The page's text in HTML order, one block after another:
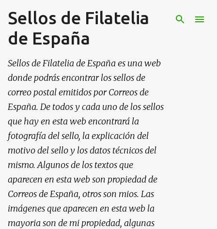
Ir al contenido principal
Sellos de Filatelia
de España
Sellos de Filatelia de España es una web
donde podrás encontrar los sellos de
correo postal emitidos por Correos de
España. De todos y cada uno de los sellos
que hay en esta web encontrará la
fotografía del sello, la explicación del
motivo del sello y los datos técnicos del
mismo. Algunos de los textos que
aparecen en esta web son propiedad de
Correos de España, otros son mios. Las
imágenes que aparecen en esta web la
mayoria son de mi propiedad, algunas